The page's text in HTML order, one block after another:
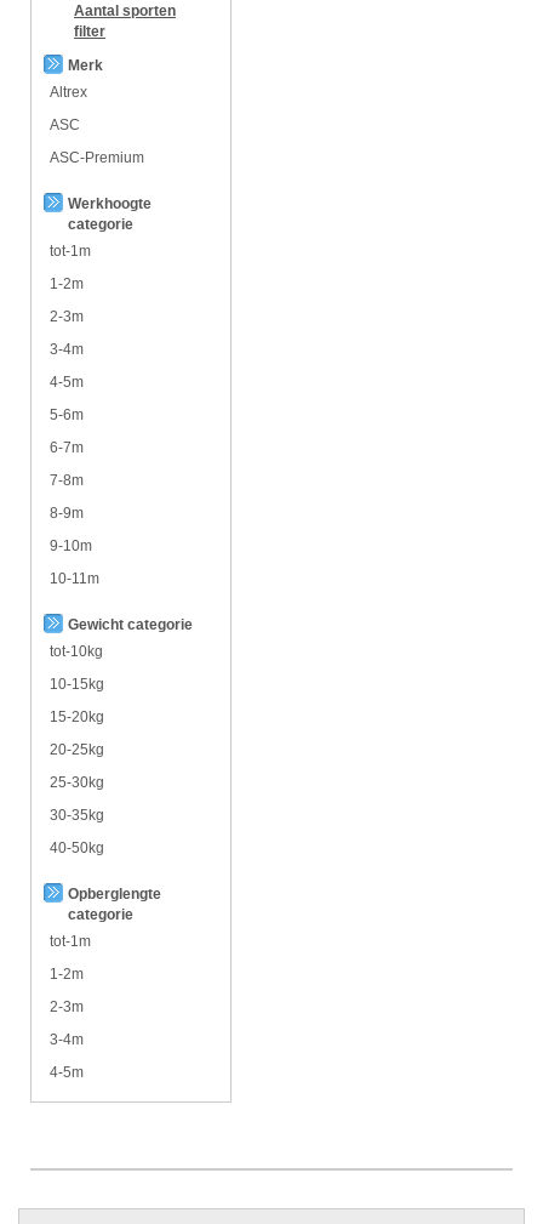
Aantal sporten
filter
Merk
Altrex
ASC
ASC-Premium
Werkhoogte
categorie
tot-1m
1-2m
2-3m
3-4m
4-5m
5-6m
6-7m
7-8m
8-9m
9-10m
10-11m
Gewicht categorie
tot-10kg
10-15kg
15-20kg
20-25kg
25-30kg
30-35kg
40-50kg
Opberglengte
categorie
tot-1m
1-2m
2-3m
3-4m
4-5m